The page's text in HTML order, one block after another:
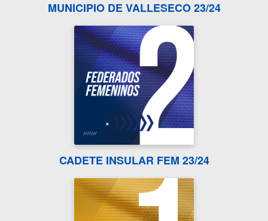
MUNICIPIO DE VALLESECO 23/24
CADETE INSULAR FEM 23/24